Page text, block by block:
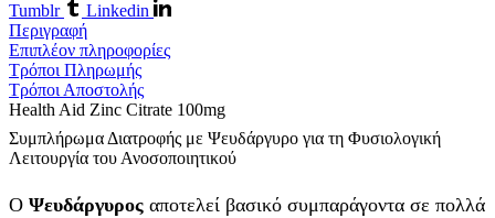
Tumblr
Linkedin
Περιγραφή
Επιπλέον πληροφορίες
Τρόποι Πληρωμής
Τρόποι Αποστολής
Health Aid Zinc Citrate 100mg
Συμπλήρωμα Διατροφής με Ψευδάργυρο για τη Φυσιολογική
Λειτουργία του Ανοσοποιητικού
Ο Ψευδάργυρος αποτελεί βασικό συμπαράγοντα σε πολλά